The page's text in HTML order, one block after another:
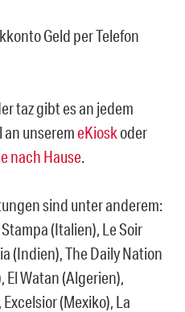
Geld per Telefon
taz gibt es an jedem
unseremeKioskoder
nach Hause.
sind unter anderem:
(Italien), Le Soir
(Indien), The Daily Nation
El Watan (Algerien),
(Mexiko), La